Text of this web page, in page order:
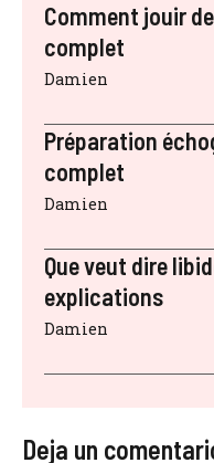
Comment jouir
complet
Damien
Préparation
complet
Damien
Que veut dire
explications
Damien
Deja un